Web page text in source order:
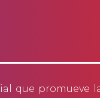
que promueve